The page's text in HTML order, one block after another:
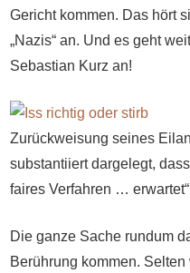
Gericht kommen. Das hört
„Nazis“ an. Und es geht
Sebastian Kurz an!
Zurückweisung seines
substantiiert dargelegt,
faires Verfahren …
Die ganze Sache rundum
Berührung kommen.